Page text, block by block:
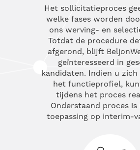
Het sollicitatieproces
welke fases worden
ons werving- en
Totdat de procedure
afgerond, blijft
geïnteresseerd in
kandidaten. Indien u
het functieprofiel,
tijdens het proces
Onderstaand proces is
toepassing op interim-